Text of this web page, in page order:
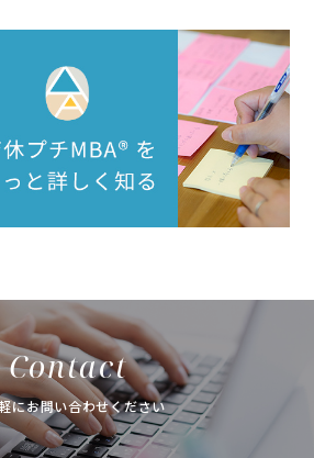
Contact
にお問い合わせください